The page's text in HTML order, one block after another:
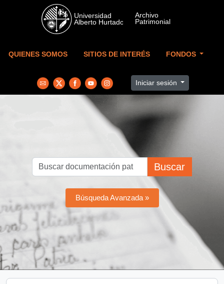
Skip to main content
QUIENES SOMOS SITIOS DE INTERÉS FONDOS
Iniciar sesión
Buscar
Búsqueda Avanzada »